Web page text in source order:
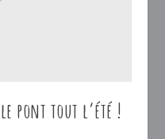
pont tout l’été !